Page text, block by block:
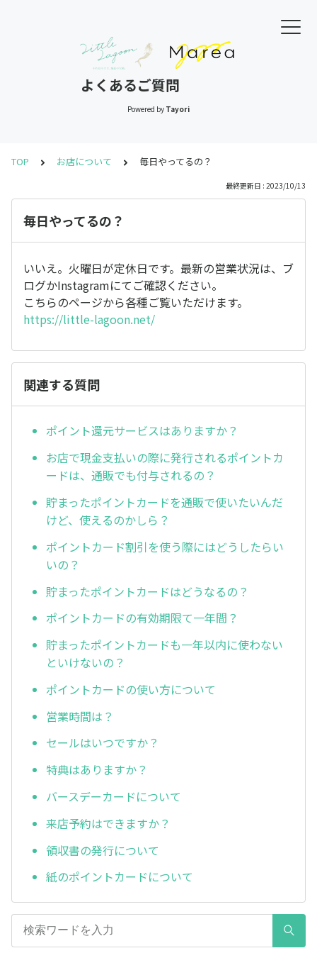
よくあるご質問
Powered by Tayori
TOP お店について 毎日やってるの？
最終更新日 : 2023/10/13
毎日やってるの？
いいえ。火曜日が定休日です。最新の営業状況は、ブ
ログかInstagramにてご確認ください。
こちらのページから各種ご覧いただけます。
https://little-lagoon.net/
関連する質問
ポイント還元サービスはありますか？
お店で現金支払いの際に発行されるポイントカ
ードは、通販でも付与されるの？
貯まったポイントカードを通販で使いたいんだ
けど、使えるのかしら？
ポイントカード割引を使う際にはどうしたらい
いの？
貯まったポイントカードはどうなるの？
ポイントカードの有効期限て一年間？
貯まったポイントカードも一年以内に使わない
といけないの？
ポイントカードの使い方について
営業時間は？
セールはいつですか？
特典はありますか？
バースデーカードについて
来店予約はできますか？
領収書の発行について
紙のポイントカードについて